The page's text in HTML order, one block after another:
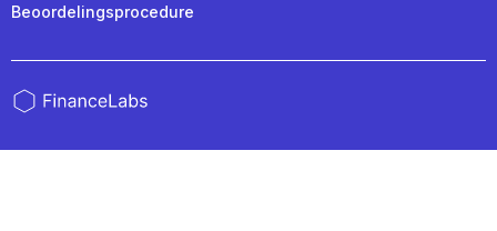
Beoordelingsprocedure